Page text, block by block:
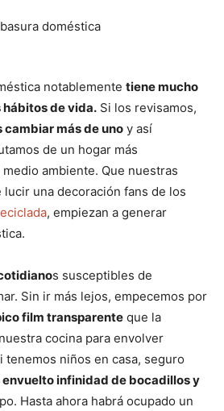
notablemente tiene mucho
hábitos de vida. Si los revisamos,
cambiar más de uno y así
de un hogar más
ambiente. Que nuestras
lucir una decoración fans de los
, empiezan a generar
s susceptibles de
Sin ir más lejos, empecemos por
film transparente que la
cocina para envolver
tenemos niños en casa, seguro
envuelto infinidad de bocadillos y
Hasta ahora habrá ocupado un